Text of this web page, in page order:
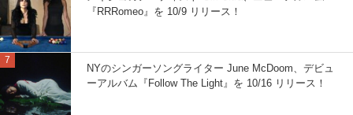
『RRRomeo』を 10/9 リリース！
NYのシンガーソングライター June McDoom、デビュ
ーアルバム『Follow The Light』を 10/16 リリース！